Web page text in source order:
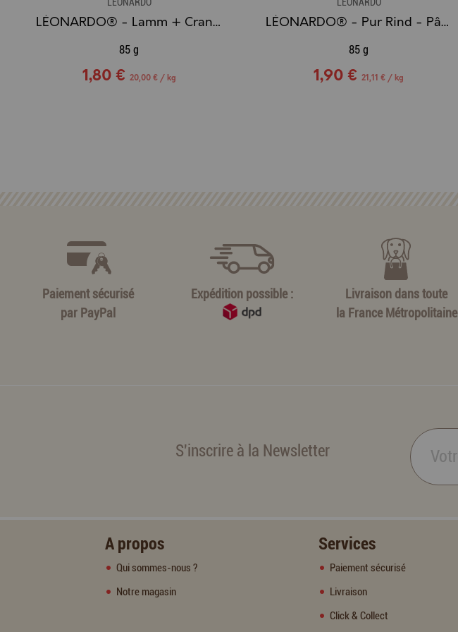
LÉONARDO® - Lamm + Cranberries - Pâté d'Agneau aux Canneberges
85 g
1,80 € 20,00 € / kg
LÉONARDO® - Pur Rind - Pâté de Pur Boeuf
85 g
1,90 € 21,11 € / kg
Paiement sécurisé
par PayPal
Expédition possible :
Livraison dans toute
la France Métropolitaine
S'inscrire à la Newsletter
A propos
Qui sommes-nous ?
Notre magasin
Services
Paiement sécurisé
Livraison
Click & Collect